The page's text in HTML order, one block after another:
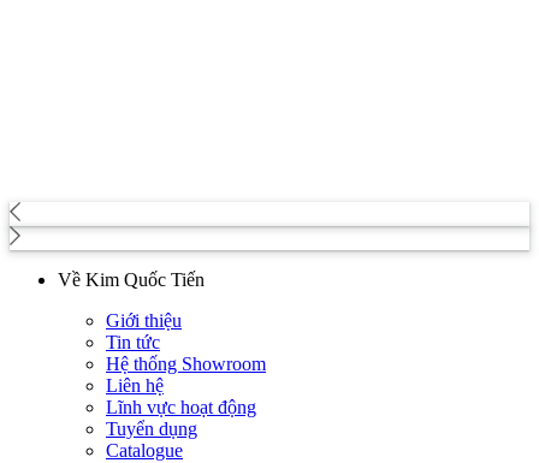
Về Kim Quốc Tiến
Giới thiệu
Tin tức
Hệ thống Showroom
Liên hệ
Lĩnh vực hoạt động
Tuyển dụng
Catalogue